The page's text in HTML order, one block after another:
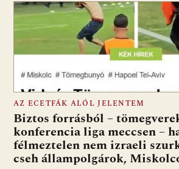
AZ ECETFÁK ALÓL JELENTEM
Biztos forrásból –
konferencia liga meccsen –
félmeztelen nem izraeli
cseh állampolgárok,